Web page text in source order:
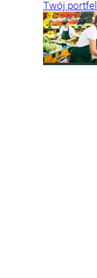
Twój portfel